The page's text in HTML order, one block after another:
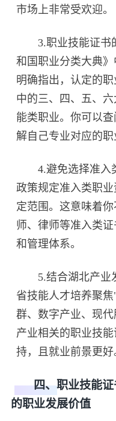
市场上非常受欢迎。
3.职业技能证书
和国职业分类大典
明确指出，认定的
中的三、四、五、
能类职业。你可以
解自己专业对应的职
4.避免选择准入类
政策规定准入类职
定范围。这意味着
师、律师等准入类
和管理体系。
5.结合湖北产业
省技能人才培养聚
群、数字产业、现
产业相关的职业技
持，且就业前景更好
四、职业技能证
的职业发展价值